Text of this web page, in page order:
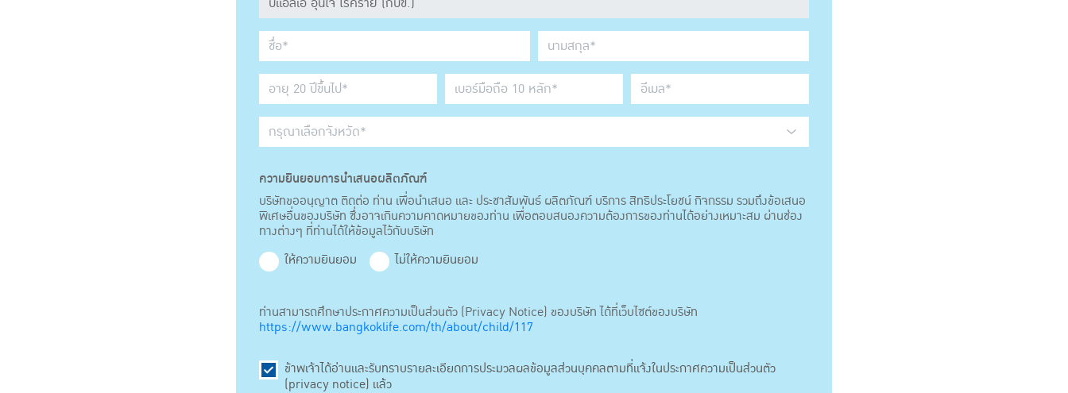
ความยินยอมการนำเสนอผลิตภัณฑ์
บริษัทขออนุญาต ติดต่อ ท่าน เพื่อนำเสนอ และ ประชาสัมพันธ์ ผลิตภัณฑ์ บริการ สิทธิประโยชน์ กิจกรรม รวมถึงข้อเสนอ
พิเศษอื่นของบริษัท ซึ่งอาจเกินความคาดหมายของท่าน เพื่อตอบสนองความต้องการของท่านได้อย่างเหมาะสม ผ่านช่อง
ทางต่างๆ ที่ท่านได้ให้ข้อมูลไว้กับบริษัท
ให้ความยินยอม
ไม่ให้ความยินยอม
ท่านสามารถศึกษาประกาศความเป็นส่วนตัว (Privacy Notice) ของบริษัท ได้ที่เว็บไซต์ของบริษัท
https://www.bangkoklife.com/th/about/child/117
ข้าพเจ้าได้อ่านและรับทราบรายละเอียดการประมวลผลข้อมูลส่วนบุคคลตามที่แจ้งในประกาศความเป็นส่วนตัว
(privacy notice) แล้ว